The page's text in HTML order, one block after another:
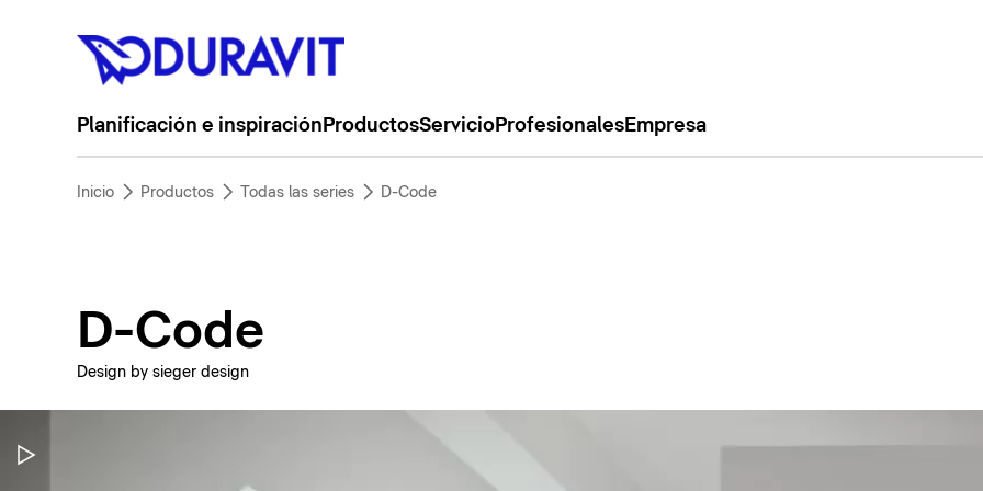
Planificación e inspiración ProductosServicioProfesionalesEmpresa
Inicio Productos Todas las series D-Code
D-Code
Design by sieger design
Pausar vídeo